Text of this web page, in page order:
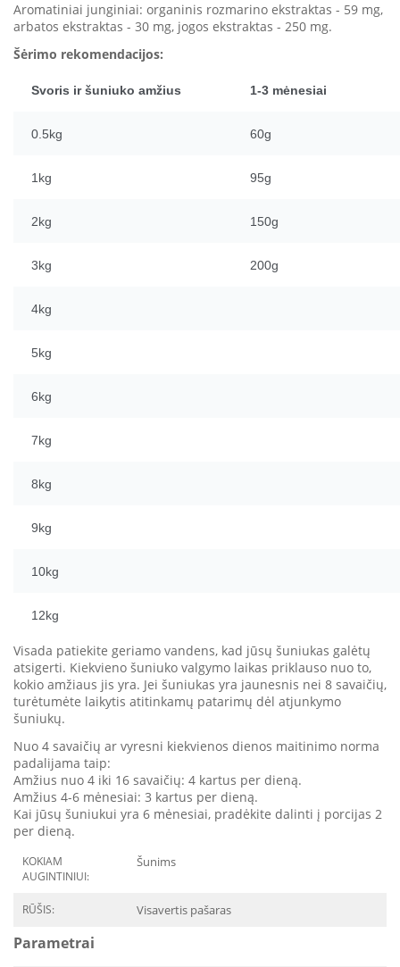
Aromatiniai junginiai: organinis rozmarino ekstraktas - 59 mg,
arbatos ekstraktas - 30 mg, jogos ekstraktas - 250 mg.
Šėrimo rekomendacijos:
Svoris ir šuniuko amžius 1-3 mėnesiai
0.5kg 60g
1kg 95g
2kg 150g
3kg 200g
4kg
5kg
6kg
7kg
8kg
9kg
10kg
12kg
Visada patiekite geriamo vandens, kad jūsų šuniukas galėtų
atsigerti. Kiekvieno šuniuko valgymo laikas priklauso nuo to,
kokio amžiaus jis yra. Jei šuniukas yra jaunesnis nei 8 savaičių,
turėtumėte laikytis atitinkamų patarimų dėl atjunkymo
šuniukų.
Nuo 4 savaičių ar vyresni kiekvienos dienos maitinimo norma
padalijama taip:
Amžius nuo 4 iki 16 savaičių: 4 kartus per dieną.
Amžius 4-6 mėnesiai: 3 kartus per dieną.
Kai jūsų šuniukui yra 6 mėnesiai, pradėkite dalinti į porcijas 2
per dieną.
KOKIAM
AUGINTINIUI:
Šunims
RŪŠIS: Visavertis pašaras
Parametrai